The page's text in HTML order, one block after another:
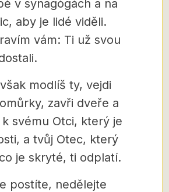
v synagógách a na
aby je lidé viděli.
vám: Ti už svou
modlíš ty, vejdi
zavři dveře a
k svému Otci, který je
a tvůj Otec, který
je skryté, ti odplatí.
postíte, nedělejte